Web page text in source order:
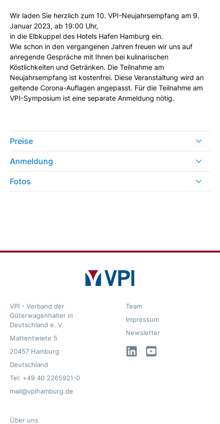
Wir laden Sie herzlich zum 10. VPI-Neujahrsempfang am 9.
Januar 2023, ab 19:00 Uhr,
in die Elbkuppel des Hotels Hafen Hamburg ein.
Wie schon in den vergangenen Jahren freuen wir uns auf
anregende Gespräche mit Ihnen bei kulinarischen
Köstlichkeiten und Getränken. Die Teilnahme am
Neujahrsempfang ist kostenfrei. Diese Veranstaltung wird an
geltende Corona-Auflagen angepasst. Für die Teilnahme am
VPI-Symposium ist eine separate Anmeldung nötig.
Preise
Anmeldung
Fotos
VPI - Verband der
Güterwagenhalter in
Deutschland e. V.
Mattentwiete 5
20457 Hamburg
Deutschland
Tel: +49 40 2265921-0
mail@vpihamburg.de
Team
Impressum
Newsletter
LinkedInYouTube
Über uns